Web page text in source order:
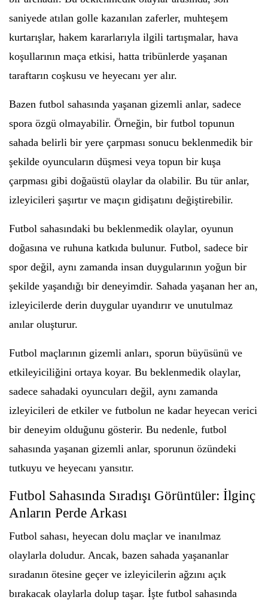
saniyede atılan golle kazanılan zaferler, muhteşem
kurtarışlar, hakem kararlarıyla ilgili tartışmalar, hava
koşullarının maça etkisi, hatta tribünlerde yaşanan
taraftarın coşkusu ve heyecanı yer alır.
Bazen futbol sahasında yaşanan gizemli anlar, sadece
spora özgü olmayabilir. Örneğin, bir futbol topunun
sahada belirli bir yere çarpması sonucu beklenmedik bir
şekilde oyuncuların düşmesi veya topun bir kuşa
çarpması gibi doğaüstü olaylar da olabilir. Bu tür anlar,
izleyicileri şaşırtır ve maçın gidişatını değiştirebilir.
Futbol sahasındaki bu beklenmedik olaylar, oyunun
doğasına ve ruhuna katkıda bulunur. Futbol, sadece bir
spor değil, aynı zamanda insan duygularının yoğun bir
şekilde yaşandığı bir deneyimdir. Sahada yaşanan her an,
izleyicilerde derin duygular uyandırır ve unutulmaz
anılar oluşturur.
Futbol maçlarının gizemli anları, sporun büyüsünü ve
etkileyiciliğini ortaya koyar. Bu beklenmedik olaylar,
sadece sahadaki oyuncuları değil, aynı zamanda
izleyicileri de etkiler ve futbolun ne kadar heyecan verici
bir deneyim olduğunu gösterir. Bu nedenle, futbol
sahasında yaşanan gizemli anlar, sporunun özündeki
tutkuyu ve heyecanı yansıtır.
Futbol Sahasında Sıradışı Görüntüler: İlginç
Anların Perde Arkası
Futbol sahası, heyecan dolu maçlar ve inanılmaz
olaylarla doludur. Ancak, bazen sahada yaşananlar
sıradanın ötesine geçer ve izleyicilerin ağzını açık
bırakacak olaylarla dolup taşar. İşte futbol sahasında